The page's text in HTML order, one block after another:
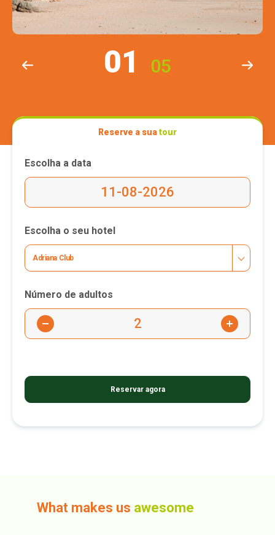
01 05
Reserve a suatour
Escolha a data
Escolha o seu hotel
Adriana Club
Número de adultos
- +
What makes us awesome